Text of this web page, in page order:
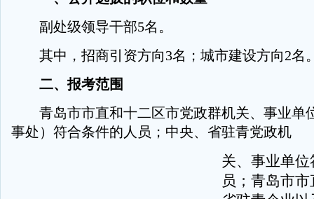
副处级领导干部5名。
其中，招商引资方向3名；城市建设方向2名
二、报考范围
青岛市市直和十二区市党政群机关、事业单
事处）符合条件的人员；中央、省驻青党政机
关、事业单
员；青岛市